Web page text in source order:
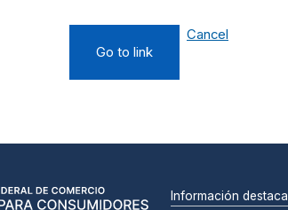
Go to link
Cancel
Información